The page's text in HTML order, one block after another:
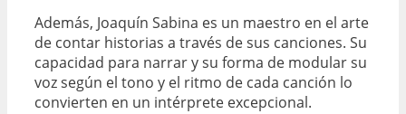
Además, Joaquín Sabina es un maestro en el arte
de contar historias a través de sus canciones. Su
capacidad para narrar y su forma de modular su
voz según el tono y el ritmo de cada canción lo
convierten en un intérprete excepcional.